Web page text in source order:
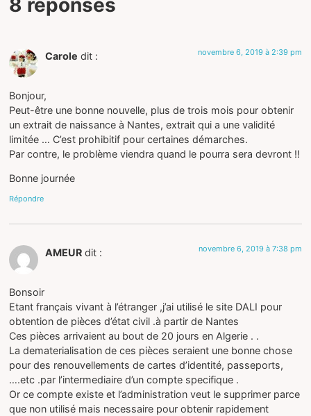
8 réponses
Carole dit : novembre 6, 2019 à 2:39 pm
Bonjour,
Peut-être une bonne nouvelle, plus de trois mois pour obtenir
un extrait de naissance à Nantes, extrait qui a une validité
limitée … C’est prohibitif pour certaines démarches.
Par contre, le problème viendra quand le pourra sera devront !!
Bonne journée
Répondre
AMEUR dit : novembre 6, 2019 à 7:38 pm
Bonsoir
Etant français vivant à l’étranger ,j’ai utilisé le site DALI pour
obtention de pièces d’état civil .à partir de Nantes
Ces pièces arrivaient au bout de 20 jours en Algerie . .
La dematerialisation de ces pièces seraient une bonne chose
pour des renouvellements de cartes d’identité, passeports,
….etc .par l’intermediaire d’un compte specifique .
Or ce compte existe et l’administration veut le supprimer parce
que non utilisé mais necessaire pour obtenir rapidement